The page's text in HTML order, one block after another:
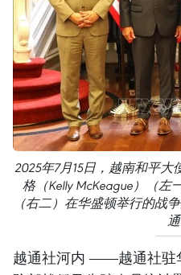
2025年7月15日，越南和平大
格（Kelly McKeague）（
（右二）在华盛顿举行的战
越通社河内 ——越通社驻